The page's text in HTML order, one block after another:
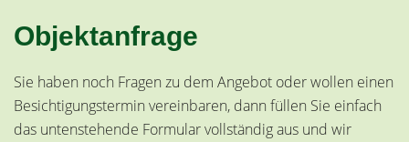
Objektanfrage
Sie haben noch Fragen zu dem Angebot oder wollen einen
Besichtigungstermin vereinbaren, dann füllen Sie einfach
das untenstehende Formular vollständig aus und wir